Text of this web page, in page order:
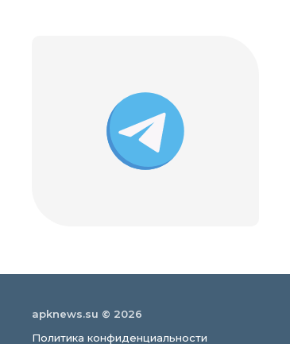
apknews.su © 2026
Политика конфиденциальности